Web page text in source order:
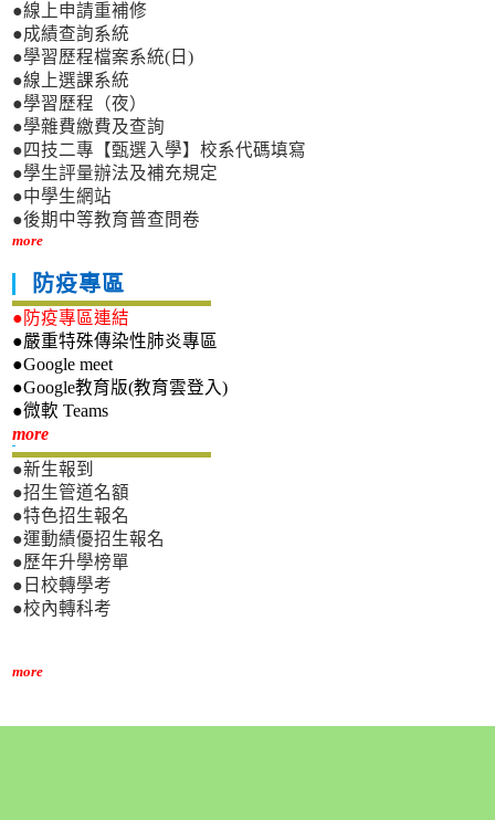
●線上申請重補修
●成績查詢系統
●學習歷程檔案系統(日)
●線上選課系統
●學習歷程（夜）
●學雜費繳費及查詢
●四技二專【甄選入學】校系代碼填寫
●學生評量辦法及補充規定
●中學生網站
●後期中等教育普查問卷
more
防疫專區
●防疫專區連結
●嚴重特殊傳染性肺炎專區
●Google meet
●Google教育版(教育雲登入)
●微軟 Teams
more新生專區
●新生報到
●招生管道名額
●特色招生報名
●運動績優招生報名
●歷年升學榜單
●日校轉學考
●校內轉科考
more